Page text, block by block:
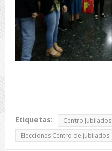
Etiquetas:
Centro Jubilados
Elecciones Centro de jubilados